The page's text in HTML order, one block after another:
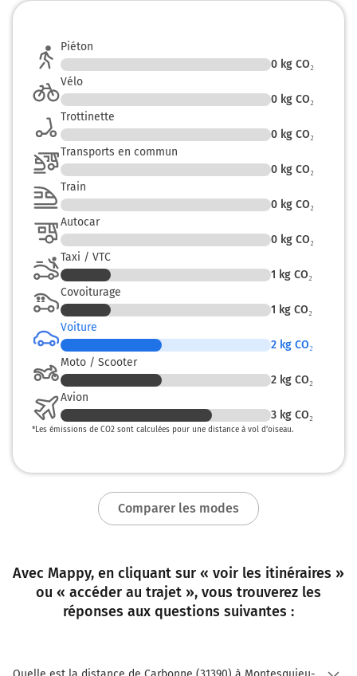
Piéton
0 kg CO₂
Vélo
0 kg CO₂
Trottinette
0 kg CO₂
Transports en commun
0 kg CO₂
Train
0 kg CO₂
Autocar
0 kg CO₂
Taxi / VTC
1 kg CO₂
Covoiturage
1 kg CO₂
Voiture
2 kg CO₂
Moto / Scooter
2 kg CO₂
Avion
3 kg CO₂
*Les émissions de CO2 sont calculées pour une distance à vol d’oiseau.
Comparer les modes
Avec Mappy, en cliquant sur « voir les itinéraires »
ou « accéder au trajet », vous trouverez les
réponses aux questions suivantes :